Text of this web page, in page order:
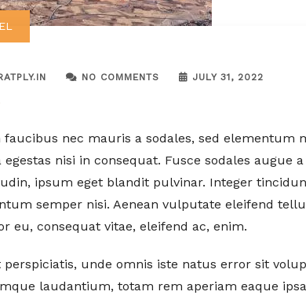
NO COMMENTS JULY 31, 2022
faucibus nec mauris a sodales, sed elementum
egestas nisi in consequat. Fusce sodales augue
ipsum eget blandit pulvinar. Integer
semper nisi. Aenean vulputate eleifend
eu, consequat vitae, eleifend ac, enim.
perspiciatis, unde omnis iste natus error sit
laudantium, totam rem aperiam eaque